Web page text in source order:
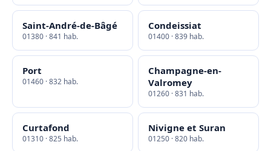
Saint-André-de-Bâgé
01380 · 841 hab.
Condeissiat
01400 · 839 hab.
Port
01460 · 832 hab.
Champagne-en-
Valromey
01260 · 831 hab.
Curtafond
01310 · 825 hab.
Nivigne et Suran
01250 · 820 hab.